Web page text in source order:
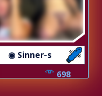
◉ Sinner-s
698